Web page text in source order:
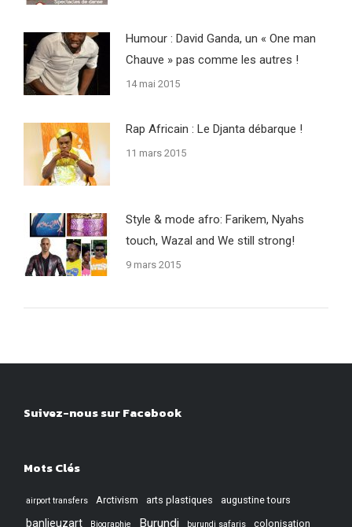
Humour : David Ganda, un « One man
Chauve » pas comme les autres !
14 mai 2015
Rap Africain : Le Djanta débarque !
11 mars 2015
Style & mode afro: Farikem, Nyahs
touch, Wazal and We still strong!
9 mars 2015
Suivez-nous sur Facebook
Mots Clés
airport transfers Arctivism arts plastiques augustine tours
banlieuzart Biographie Burundi burundi safaris colonisation